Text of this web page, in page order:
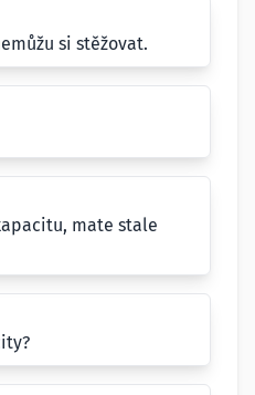
si stěžovat.
mate stale